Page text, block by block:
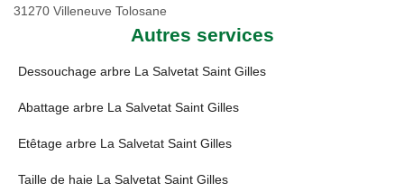
31270 Villeneuve Tolosane
Autres services
Dessouchage arbre La Salvetat Saint Gilles
Abattage arbre La Salvetat Saint Gilles
Etêtage arbre La Salvetat Saint Gilles
Taille de haie La Salvetat Saint Gilles